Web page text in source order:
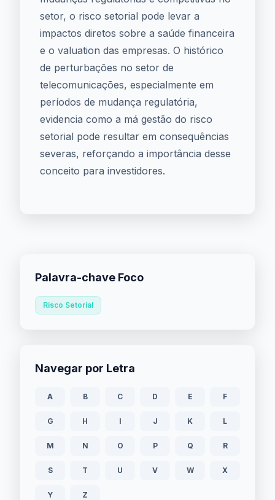
setor, o risco setorial pode levar a
impactos diretos sobre a saúde financeira
e o valuation das empresas. O histórico
de perturbações no setor de
telecomunicações, especialmente em
períodos de mudança regulatória,
evidencia como a má gestão do risco
setorial pode resultar em consequências
severas, reforçando a importância desse
conceito para investidores.
Palavra-chave Foco
Risco Setorial
Navegar por Letra
A B C D E F
G H I J K L
M N O P Q R
S T U V W X
Y Z